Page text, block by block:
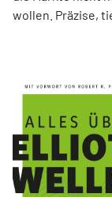
wollen. Präzise,